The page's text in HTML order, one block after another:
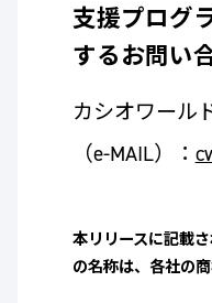
支援プログ
するお問い
カシオワール
（e-MAIL）：
本リリースに記載
の名称は、各社の